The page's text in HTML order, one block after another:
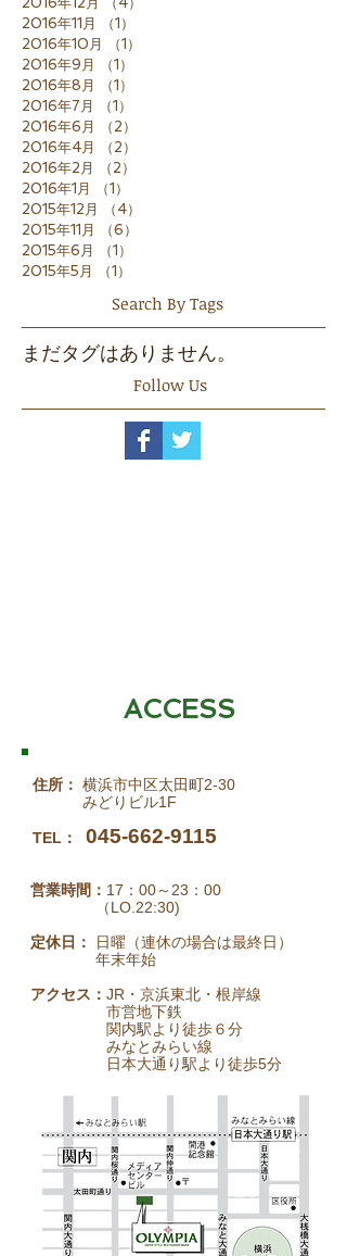
2016年11月
（1）
2016年10月
（1）
2016年9月
（1）
2016年8月
（1）
2016年7月
（1）
2016年6月
（2）
2016年4月
（2）
2016年2月
（2）
2016年1月
（1）
2015年12月
（4）
2015年11月
（6）
2015年6月
（1）
2015年5月
（1）
Search By Tags
まだタグはありません。
Follow Us
ACCESS
住所： 横浜市中区太田町2-30
みどりビル1F
TEL： 045-662-9115
営業時間： 17：00～23：00
（LO.22:30)
定休日：
日曜（連休の場合は最終日）
年末年始
アクセス： JR・京浜東北・根岸線
市営地下鉄
関内駅より徒歩６分
みなとみらい線
日本大通り駅より徒歩5分